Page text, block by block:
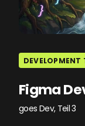
DEVELOPMENT
Figma
goes Dev, Teil 3